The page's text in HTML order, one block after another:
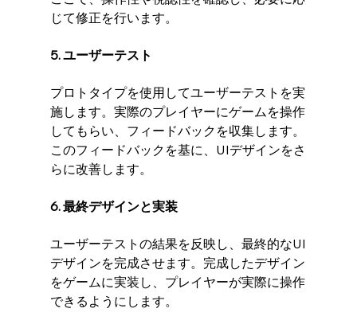
じて修正を行います。
5. ユーザーテスト
プロトタイプを使用してユーザーテストを実
施します。実際のプレイヤーにゲームを操作
してもらい、フィードバックを収集します。
このフィードバックを基に、UIデザインをさ
らに改善します。
6. 最終デザインと実装
ユーザーテストの結果を反映し、最終的なUI
デザインを完成させます。完成したデザイン
をゲームに実装し、プレイヤーが実際に操作
できるようにします。